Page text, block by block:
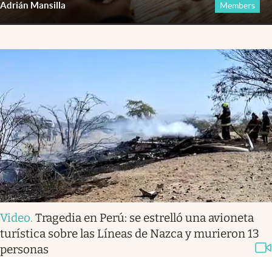
Adrián Mansilla Members
Video. Tragedia en Perú: se estrelló una avioneta
turística sobre las Líneas de Nazca y murieron 13
personas